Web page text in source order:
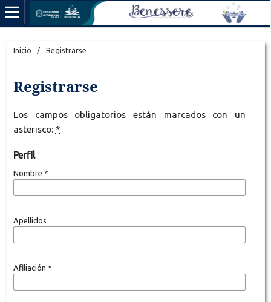
Inicio / Registrarse
Registrarse
Los campos obligatorios están marcados con un
asterisco: *
Perfil
Nombre *
Apellidos
Afiliación *